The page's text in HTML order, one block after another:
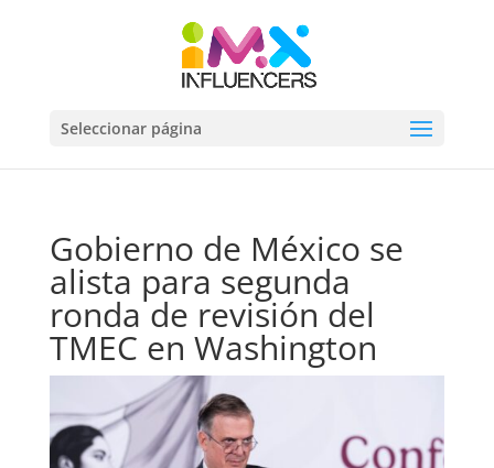
Seleccionar página
Gobierno de México se
alista para segunda
ronda de revisión del
TMEC en Washington